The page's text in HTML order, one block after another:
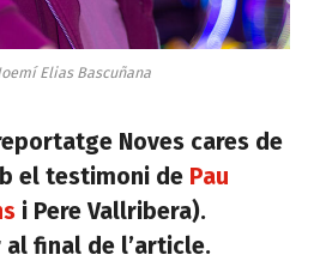
Elias Bascuñana
Noves cares de
el testimoni de Pau
i Pere Vallribera).
al final de l’article.